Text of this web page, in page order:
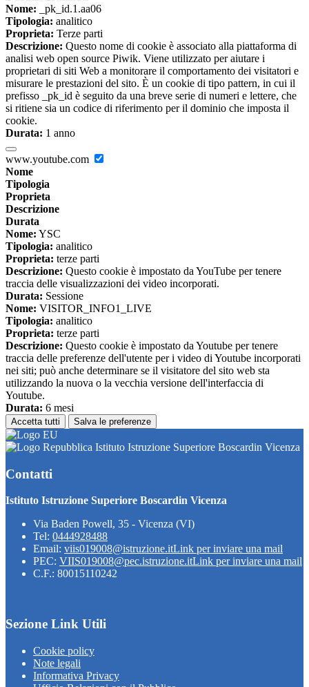
Nome: _pk_id.1.aa06
Tipologia: analitico
Proprieta: Terze parti
Descrizione: Questo nome di cookie è associato alla piattaforma di
analisi web open source Piwik. Viene utilizzato per aiutare i
proprietari di siti Web a monitorare il comportamento dei visitatori e
misurare le prestazioni del sito. È un cookie di tipo pattern, in cui il
prefisso _pk_id è seguito da una breve serie di numeri e lettere, che
si ritiene sia un codice di riferimento per il dominio che imposta il
cookie.
Durata: 1 anno
www.youtube.com
Nome
Tipologia
Proprieta
Descrizione
Durata
Nome: YSC
Tipologia: analitico
Proprieta: terze parti
Descrizione: Questo cookie è impostato da YouTube per tenere
traccia delle visualizzazioni dei video incorporati.
Durata: Sessione
Nome: VISITOR_INFO1_LIVE
Tipologia: analitico
Proprieta: terze parti
Descrizione: Questo cookie è impostato da Youtube per tenere
traccia delle preferenze dell'utente per i video di Youtube incorporati
nei siti; può anche determinare se il visitatore del sito web sta
utilizzando la nuova o la vecchia versione dell'interfaccia di
Youtube.
Durata: 6 mesi
Accetta tutti Salva le preferenze
Istituto Istruzione Superiore Boscardin Vicenza
Contatti
Istituto Istruzione Superiore Boscardin Vicenza
Via Baden Powell, 35 - Vicenza (VI)
Tel: 0444928488
Email: viis019008@istruzione.itLink per inviare una mail
PEC: VIIS019008@pec.istruzione.itLink per inviare una mail
C.F.: 80015110242
Sezione Link Utili
Cookie policy
Note legali
Informativa Privacy